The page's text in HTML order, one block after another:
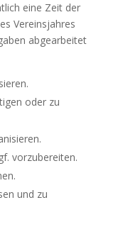
eine Zeit der
Vereinsjahres
abgearbeitet
oder zu
vorzubereiten.
und zu